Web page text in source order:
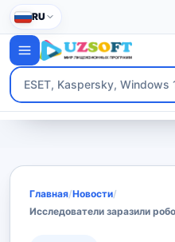
RU
Главная/Новости/
Исследователи заразили